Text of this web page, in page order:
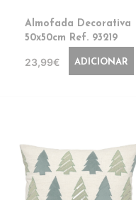
Almofada Decorativa
50x50cm Ref. 93219
23,99€ ADICIONAR